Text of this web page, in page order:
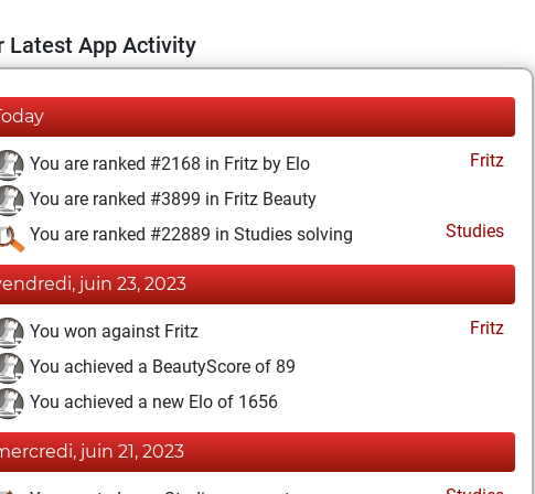
Latest App Activity
You are ranked #2168 in Fritz by Elo
Fritz
You are ranked #3899 in Fritz Beauty
You are ranked #22889 in Studies solving
Studies
juin 23, 2023
You won against Fritz
Fritz
You achieved a BeautyScore of 89
You achieved a new Elo of 1656
juin 21, 2023